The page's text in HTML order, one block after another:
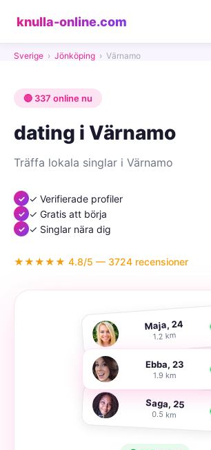
knulla-online.com
Sverige › Jönköping › Värnamo
🔴 337 online nu
dating i Värnamo
Träffa lokala singlar i Värnamo
✓ Verifierade profiler
✓ Gratis att börja
✓ Singlar nära dig
★★★★★ 4.8/5 — 3724 recensioner
Maja, 24
1.2 km
Ebba, 23
1.9 km
Saga, 25
0.5 km